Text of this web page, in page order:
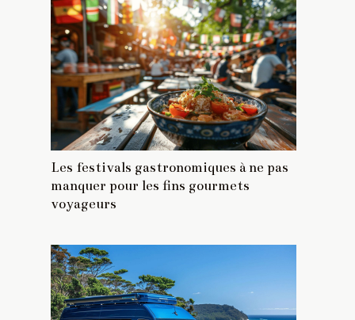
Les festivals gastronomiques à ne pas
manquer pour les fins gourmets
voyageurs